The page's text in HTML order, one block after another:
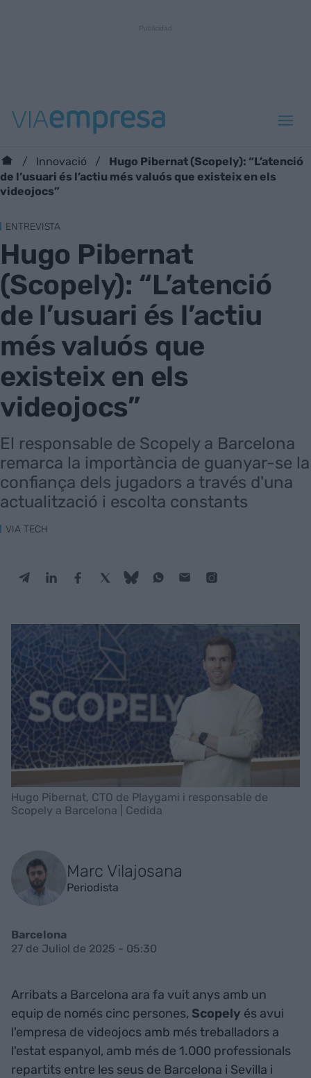
Innovació
Hugo Pibernat (Scopely): “L’atenció
de l’usuari és l’actiu més valuós que existeix en els
videojocs”
ENTREVISTA
Hugo Pibernat
(Scopely): “L’atenció
de l’usuari és l’actiu
més valuós que
existeix en els
videojocs”
El responsable de Scopely a Barcelona
remarca la importància de guanyar-se la
confiança dels jugadors a través d'una
actualització i escolta constants
VIA TECH
Hugo Pibernat, CTO de Playgami i responsable de
Scopely a Barcelona | Cedida
Marc Vilajosana
Periodista
Barcelona
27 de Juliol de 2025 - 05:30
Arribats a Barcelona ara fa vuit anys amb un
equip de només cinc persones, Scopely és avui
l'empresa de videojocs amb més treballadors a
l'estat espanyol, amb més de 1.000 professionals
repartits entre les seus de Barcelona i Sevilla i